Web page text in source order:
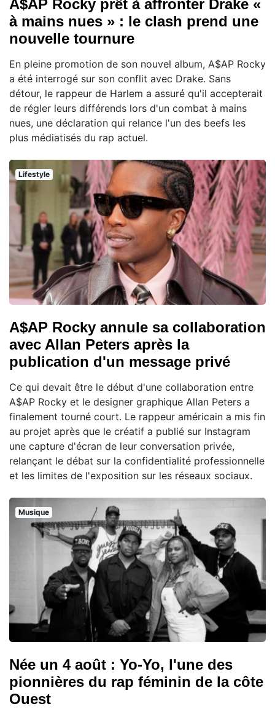
A$AP Rocky prêt à affronter Drake «
à mains nues » : le clash prend une
nouvelle tournure
En pleine promotion de son nouvel album, A$AP Rocky
a été interrogé sur son conflit avec Drake. Sans
détour, le rappeur de Harlem a assuré qu'il accepterait
de régler leurs différends lors d'un combat à mains
nues, une déclaration qui relance l'un des beefs les
plus médiatisés du rap actuel.
Lifestyle
A$AP Rocky annule sa collaboration
avec Allan Peters après la
publication d'un message privé
Ce qui devait être le début d'une collaboration entre
A$AP Rocky et le designer graphique Allan Peters a
finalement tourné court. Le rappeur américain a mis fin
au projet après que le créatif a publié sur Instagram
une capture d'écran de leur conversation privée,
relançant le débat sur la confidentialité professionnelle
et les limites de l'exposition sur les réseaux sociaux.
Musique
Née un 4 août : Yo-Yo, l'une des
pionnières du rap féminin de la côte
Ouest